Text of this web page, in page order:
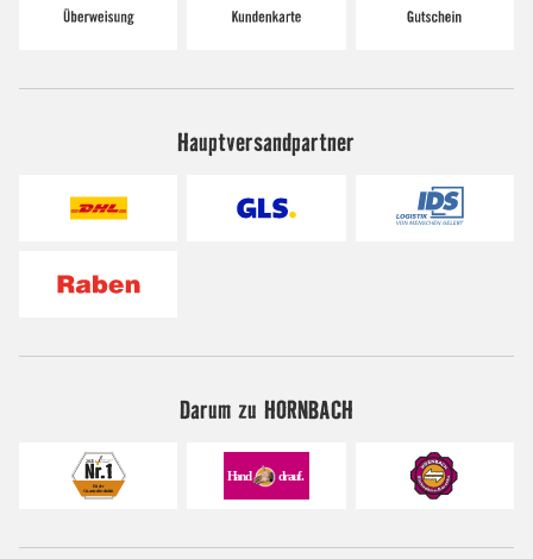
Hauptversandpartner
Darum zu HORNBACH